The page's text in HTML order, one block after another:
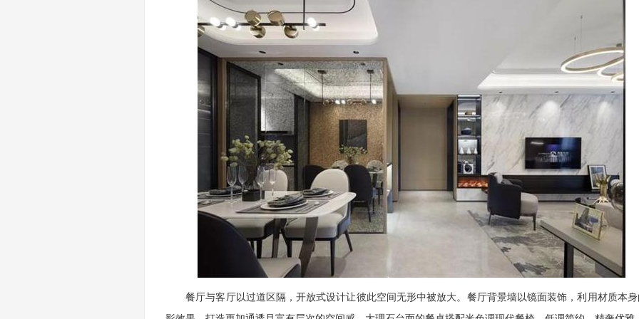
餐厅与客厅以过道区隔，开放式设计让彼此空间无形中被放大。餐厅背景墙以镜面装饰，利用材质本